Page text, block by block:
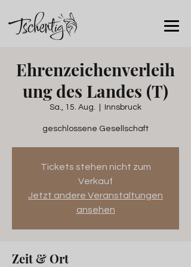
Ehrenzeichenverleih
ung des Landes (T)
Sa., 15. Aug. Innsbruck
geschlossene Gesellschaft
Tickets stehen nicht zum
Verkauf
Jetzt andere Veranstaltungen
ansehen
Zeit & Ort